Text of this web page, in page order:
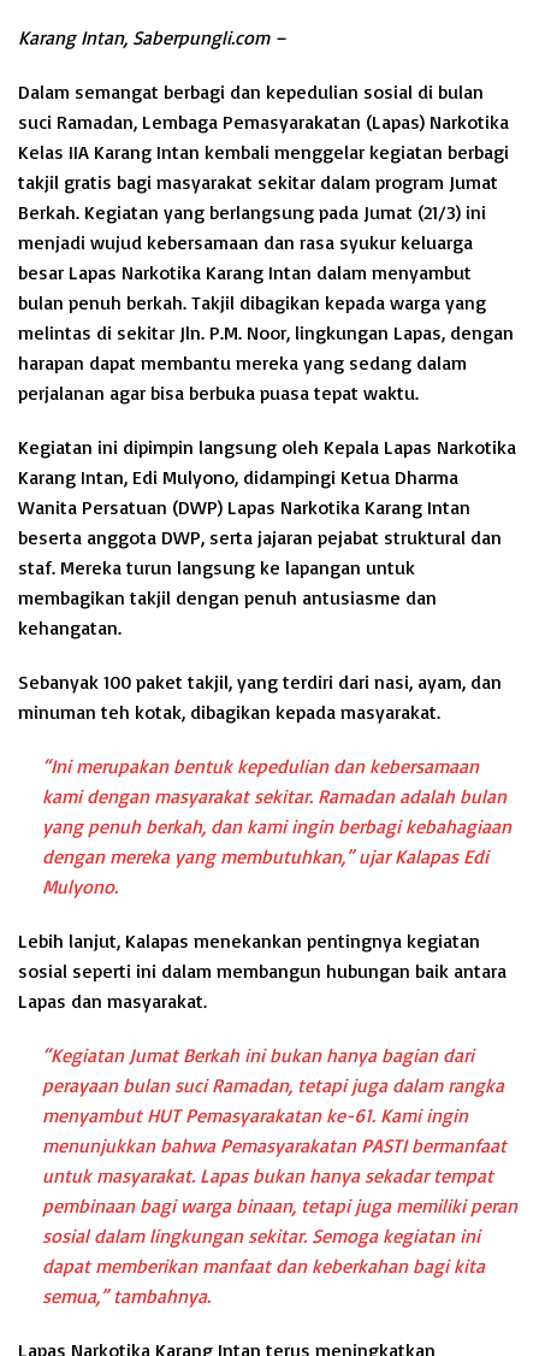
Karang Intan, Saberpungli.com –
Dalam semangat berbagi dan kepedulian sosial di bulan
suci Ramadan, Lembaga Pemasyarakatan (Lapas) Narkotika
Kelas IIA Karang Intan kembali menggelar kegiatan berbagi
takjil gratis bagi masyarakat sekitar dalam program Jumat
Berkah. Kegiatan yang berlangsung pada Jumat (21/3) ini
menjadi wujud kebersamaan dan rasa syukur keluarga
besar Lapas Narkotika Karang Intan dalam menyambut
bulan penuh berkah. Takjil dibagikan kepada warga yang
melintas di sekitar Jln. P.M. Noor, lingkungan Lapas, dengan
harapan dapat membantu mereka yang sedang dalam
perjalanan agar bisa berbuka puasa tepat waktu.
Kegiatan ini dipimpin langsung oleh Kepala Lapas Narkotika
Karang Intan, Edi Mulyono, didampingi Ketua Dharma
Wanita Persatuan (DWP) Lapas Narkotika Karang Intan
beserta anggota DWP, serta jajaran pejabat struktural dan
staf. Mereka turun langsung ke lapangan untuk
membagikan takjil dengan penuh antusiasme dan
kehangatan.
Sebanyak 100 paket takjil, yang terdiri dari nasi, ayam, dan
minuman teh kotak, dibagikan kepada masyarakat.
“Ini merupakan bentuk kepedulian dan kebersamaan
kami dengan masyarakat sekitar. Ramadan adalah bulan
yang penuh berkah, dan kami ingin berbagi kebahagiaan
dengan mereka yang membutuhkan,” ujar Kalapas Edi
Mulyono.
Lebih lanjut, Kalapas menekankan pentingnya kegiatan
sosial seperti ini dalam membangun hubungan baik antara
Lapas dan masyarakat.
“Kegiatan Jumat Berkah ini bukan hanya bagian dari
perayaan bulan suci Ramadan, tetapi juga dalam rangka
menyambut HUT Pemasyarakatan ke-61. Kami ingin
menunjukkan bahwa Pemasyarakatan PASTI bermanfaat
untuk masyarakat. Lapas bukan hanya sekadar tempat
pembinaan bagi warga binaan, tetapi juga memiliki peran
sosial dalam lingkungan sekitar. Semoga kegiatan ini
dapat memberikan manfaat dan keberkahan bagi kita
semua,” tambahnya.
Lapas Narkotika Karang Intan terus meningkatkan